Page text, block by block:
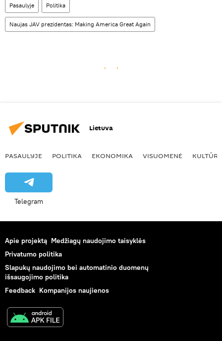
Pasaulyje Politika
Naujas JAV prezidentas: Making America Great Again
Lietuva
PASAULYJE POLITIKA EKONOMIKA VISUOMENĖ KULTŪRA
Telegram
Apie projektą Medžiagų naudojimo taisyklės
Privatumo politika
Slapukų naudojimo bei automatinio duomenų
išsaugojimo politika
Feedback Kompanijos naujienos